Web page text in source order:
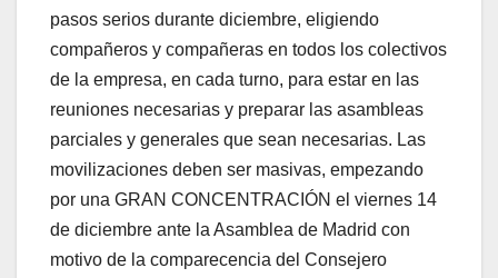
pasos serios durante diciembre, eligiendo
compañeros y compañeras en todos los colectivos
de la empresa, en cada turno, para estar en las
reuniones necesarias y preparar las asambleas
parciales y generales que sean necesarias. Las
movilizaciones deben ser masivas, empezando
por una GRAN CONCENTRACIÓN el viernes 14
de diciembre ante la Asamblea de Madrid con
motivo de la comparecencia del Consejero